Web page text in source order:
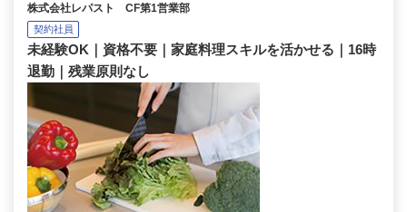
株式会社レパスト CF第1営業部
契約社員
未経験OK｜資格不要｜家庭料理スキルを活かせる｜16時
退勤｜残業原則なし